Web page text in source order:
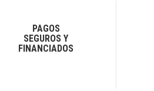
PAGOS
SEGUROS Y
FINANCIADOS